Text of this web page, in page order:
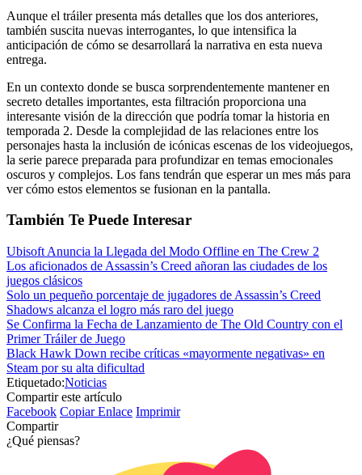
Aunque el tráiler presenta más detalles que los dos anteriores,
también suscita nuevas interrogantes, lo que intensifica la
anticipación de cómo se desarrollará la narrativa en esta nueva
entrega.
En un contexto donde se busca sorprendentemente mantener en
secreto detalles importantes, esta filtración proporciona una
interesante visión de la dirección que podría tomar la historia en
temporada 2. Desde la complejidad de las relaciones entre los
personajes hasta la inclusión de icónicas escenas de los videojuegos,
la serie parece preparada para profundizar en temas emocionales
oscuros y complejos. Los fans tendrán que esperar un mes más para
ver cómo estos elementos se fusionan en la pantalla.
También Te Puede Interesar
Ubisoft Anuncia la Llegada del Modo Offline en The Crew 2
Los aficionados de Assassin’s Creed añoran las ciudades de los
juegos clásicos
Solo un pequeño porcentaje de jugadores de Assassin’s Creed
Shadows alcanza el logro más raro del juego
Se Confirma la Fecha de Lanzamiento de The Old Country con el
Primer Tráiler de Juego
Black Hawk Down recibe críticas «mayormente negativas» en
Steam por su alta dificultad
Etiquetado:Noticias
Compartir este artículo
Facebook Copiar Enlace Imprimir
Compartir
¿Qué piensas?